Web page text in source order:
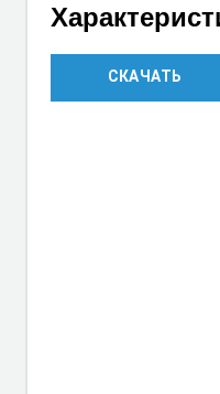
СКАЧАТЬ